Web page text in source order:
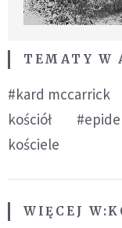
TEMATY W
#kard mccarrick
kościół
kościele
WIĘCEJ W: